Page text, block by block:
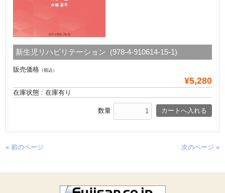
新生児リハビリテーション (978-4-910614-15-1)
販売価格 （税込）
¥5,280
在庫状態 : 在庫有り
数量
« 前のページ 次のページ »